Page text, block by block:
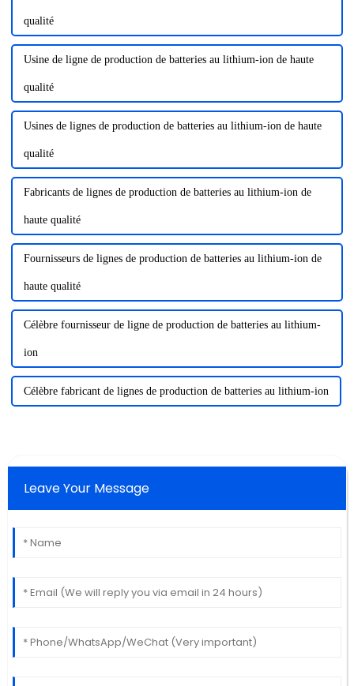
qualité
Usine de ligne de production de batteries au lithium-ion de haute
qualité
Usines de lignes de production de batteries au lithium-ion de haute
qualité
Fabricants de lignes de production de batteries au lithium-ion de
haute qualité
Fournisseurs de lignes de production de batteries au lithium-ion de
haute qualité
Célèbre fournisseur de ligne de production de batteries au lithium-
ion
Célèbre fabricant de lignes de production de batteries au lithium-ion
Leave Your Message